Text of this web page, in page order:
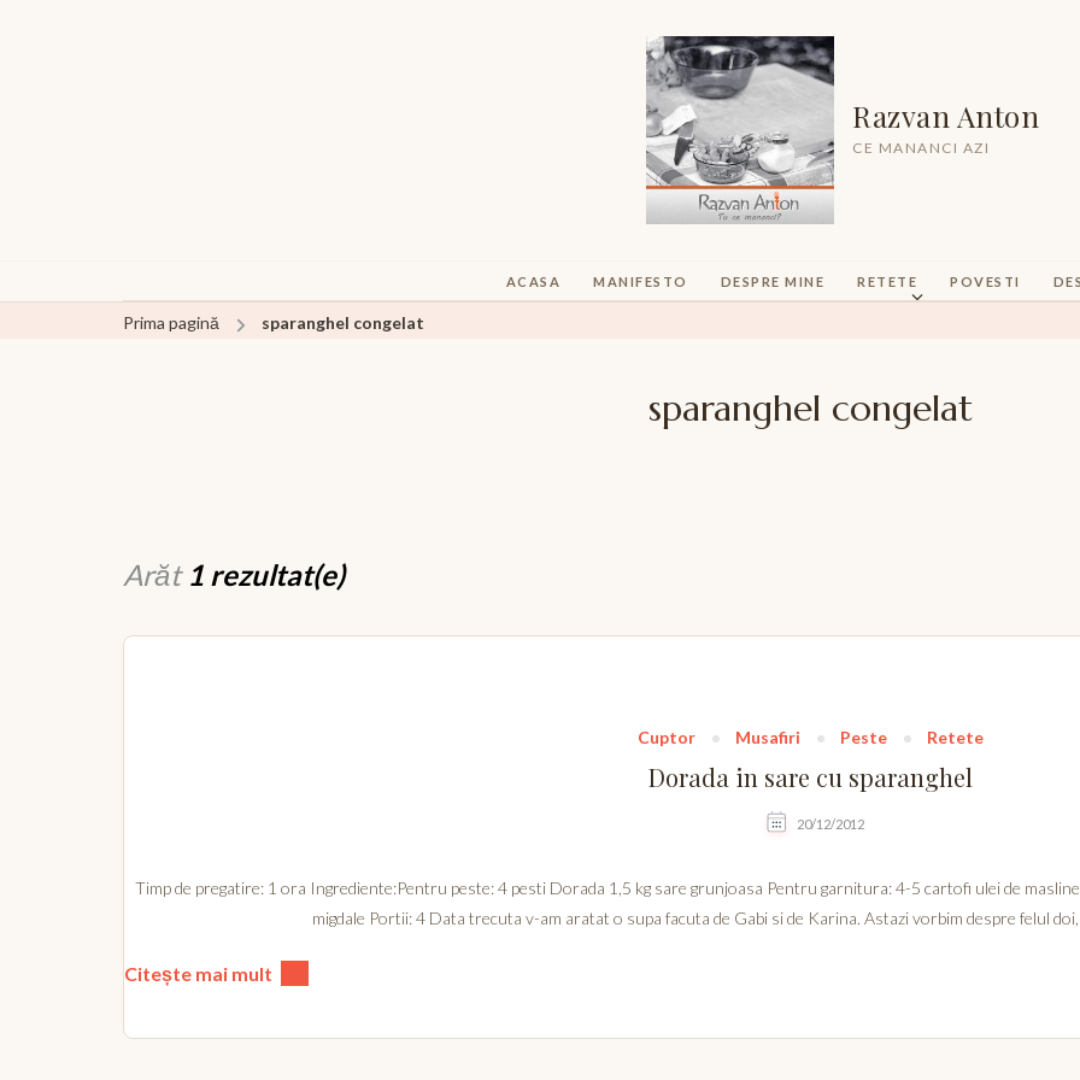
Razvan Anton
CE MANANCI AZI
ACASA MANIFESTO DESPRE MINE RETETE POVESTI
Prima pagină sparanghel congelat
sparanghel congelat
Arăt 1 rezultat(e)
Cuptor Musafiri Peste Retete
Dorada in sare cu sparanghel
20/12/2012
Timp de pregatire: 1 ora Ingrediente:Pentru peste: 4 pesti Dorada 1,5 kg sare grunjoasa Pentru garnitura: 4-5 cartofi ulei de
migdale Portii: 4 Data trecuta v-am aratat o supa facuta de Gabi si de Karina. Astazi vorbim despre felul
Citește mai mult